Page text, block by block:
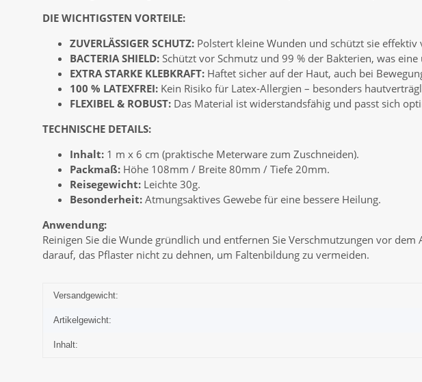
DIE WICHTIGSTEN VORTEILE:
ZUVERLÄSSIGER SCHUTZ: Polstert kleine Wunden und schützt sie effektiv
BACTERIA SHIELD: Schützt vor Schmutz und 99 % der Bakterien, was
EXTRA STARKE KLEBKRAFT: Haftet sicher auf der Haut, auch bei
100 % LATEXFREI: Kein Risiko für Latex-Allergien – besonders
FLEXIBEL & ROBUST: Das Material ist widerstandsfähig und passt sich
TECHNISCHE DETAILS:
Inhalt: 1 m x 6 cm (praktische Meterware zum Zuschneiden).
Packmaß: Höhe 108mm / Breite 80mm / Tiefe 20mm.
Reisegewicht: Leichte 30g.
Besonderheit: Atmungsaktives Gewebe für eine bessere Heilung.
Anwendung:
Reinigen Sie die Wunde gründlich und entfernen Sie Verschmutzungen vor
darauf, das Pflaster nicht zu dehnen, um Faltenbildung zu vermeiden.
Versandgewicht:
Artikelgewicht:
Inhalt: